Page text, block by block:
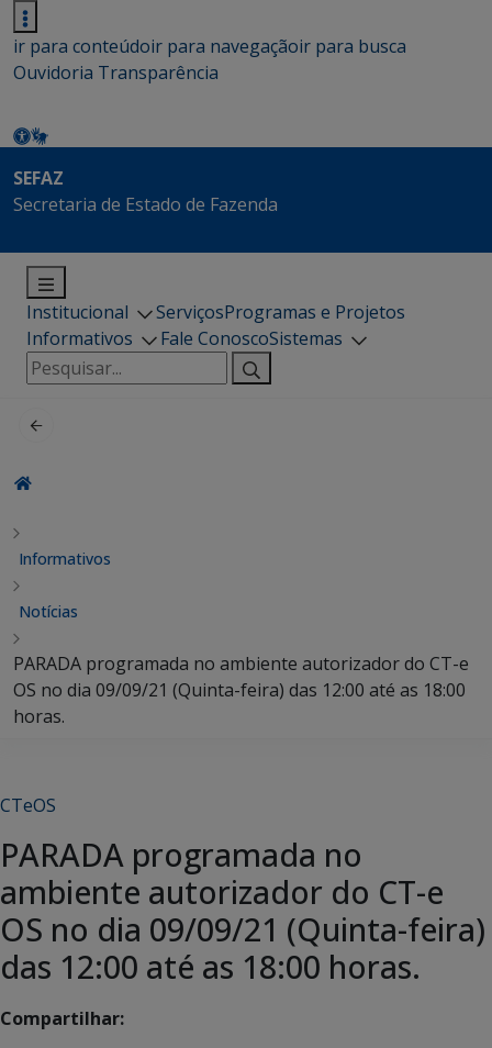
ir para conteúdoir para navegaçãoir para busca
Ouvidoria Transparência
SEFAZ
Secretaria de Estado de Fazenda
Institucional ServiçosProgramas e Projetos
Informativos
Fale ConoscoSistemas
Pesquisar
por:
Informativos
Notícias
PARADA programada no ambiente autorizador do CT-e
OS no dia 09/09/21 (Quinta-feira) das 12:00 até as 18:00
horas.
CTeOS
PARADA programada no
ambiente autorizador do CT-e
OS no dia 09/09/21 (Quinta-feira)
das 12:00 até as 18:00 horas.
Compartilhar: